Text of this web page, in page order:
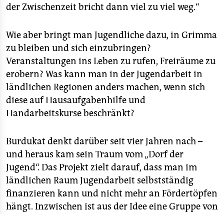
der Zwischenzeit bricht dann viel zu viel weg.“
Wie aber bringt man Jugendliche dazu, in Grimma
zu bleiben und sich einzubringen?
Veranstaltungen ins Leben zu rufen, Freiräume zu
erobern? Was kann man in der Jugendarbeit in
ländlichen Regionen anders machen, wenn sich
diese auf Hausaufgabenhilfe und
Handarbeitskurse beschränkt?
Burdukat denkt darüber seit vier Jahren nach –
und heraus kam sein Traum vom „Dorf der
Jugend“. Das Projekt zielt darauf, dass man im
ländlichen Raum Jugendarbeit selbstständig
finanzieren kann und nicht mehr an Fördertöpfen
hängt. Inzwischen ist aus der Idee eine Gruppe von